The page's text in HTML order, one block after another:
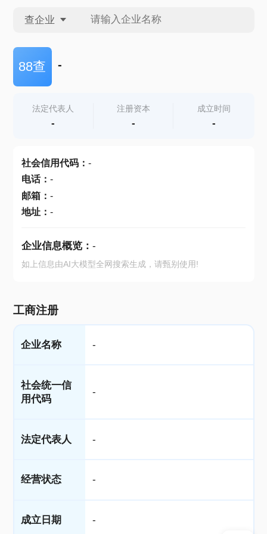
查企业
查企业
查产地
88查 -
法定代表人
-
注册资本
-
成立时间
-
社会信用代码： -
电话： -
邮箱： -
地址： -
企业信息概览： -
如上信息由AI大模型全网搜索生成，请甄别使用!
工商注册
企业名称 -
社会统一信
用代码
-
法定代表人 -
经营状态 -
成立日期 -